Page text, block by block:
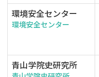
環境安全センター
環境安全センター
青山学院史研究所